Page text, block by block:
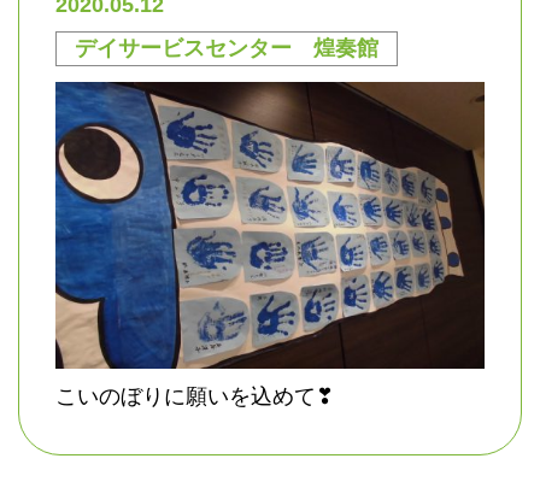
デイサービスセンター 煌奏館
こいのぼりに願いを込めて❣